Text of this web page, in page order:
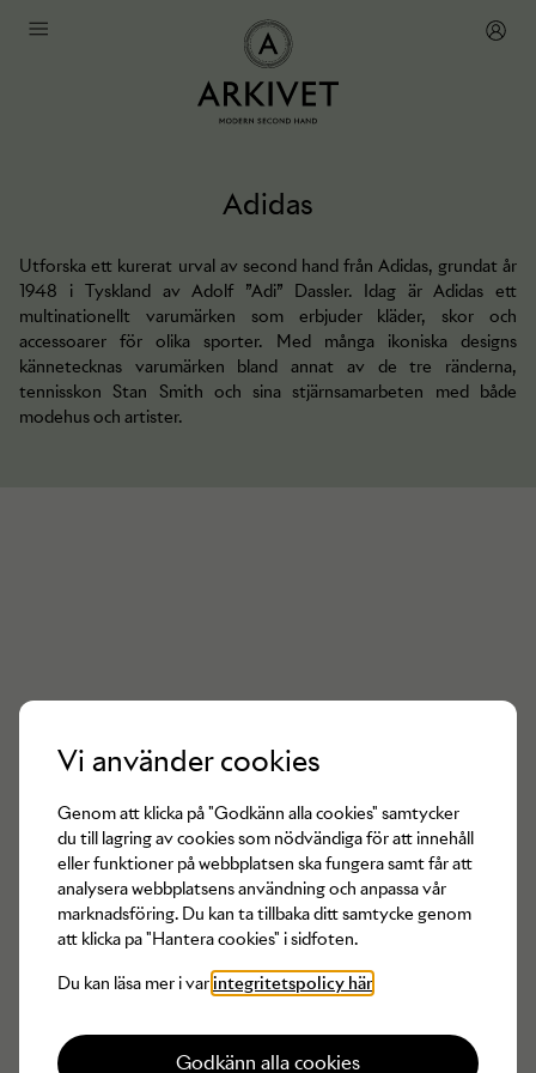
Adidas
Utforska ett kurerat urval av second hand från Adidas, grundat år
1948 i Tyskland av Adolf ”Adi” Dassler. Idag är Adidas ett
multinationellt varumärken som erbjuder kläder, skor och
accessoarer för olika sporter. Med många ikoniska designs
kännetecknas varumärken bland annat av de tre ränderna,
tennisskon Stan Smith och sina stjärnsamarbeten med både
modehus och artister.
Det finns inga produkter av
tillgängliga för tillfället
Vi använder cookies
Genom att klicka på "Godkänn alla cookies" samtycker
du till lagring av cookies som nödvändiga för att innehåll
eller funktioner på webbplatsen ska fungera samt får att
analysera webbplatsens användning och anpassa vår
marknadsföring. Du kan ta tillbaka ditt samtycke genom
att klicka pa "Hantera cookies" i sidfoten.
Du kan läsa mer i var integritetspolicy här
Godkänn alla cookies